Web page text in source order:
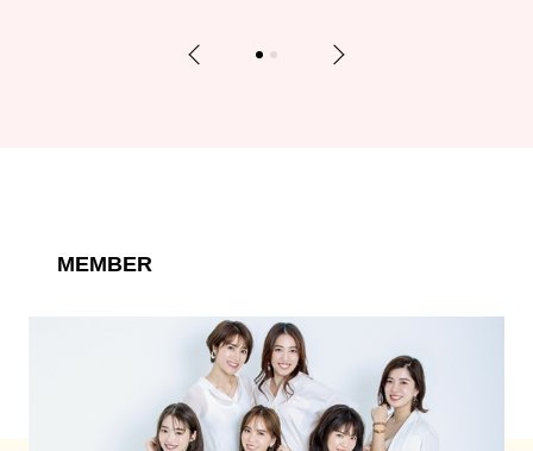
Previous 1 2 Next
MEMBER